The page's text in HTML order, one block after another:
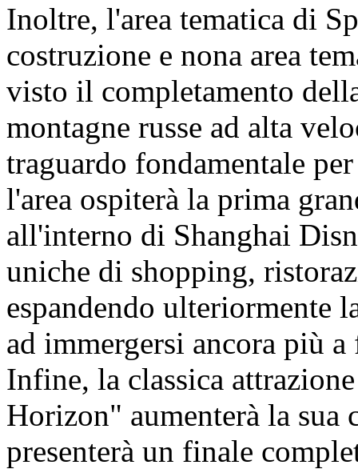
Inoltre, l'area tematica di
costruzione e nona area
visto il completamento
montagne russe ad alta
traguardo fondamentale
l'area ospiterà la prima
all'interno di Shanghai
uniche di shopping,
espandendo ulteriormente
ad immergersi ancora più
Infine, la classica
Horizon" aumenterà la sua
presenterà un finale